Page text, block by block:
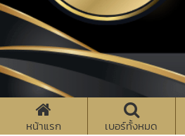
หน้าแรก เบอร์ทั้งหมด